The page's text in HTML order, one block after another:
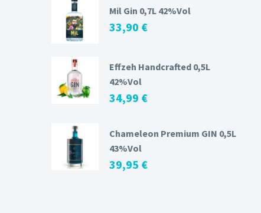
Mil Gin 0,7L 42%Vol
33,90 €
Effzeh Handcrafted 0,5L
42%Vol
34,99 €
Chameleon Premium GIN 0,5L
43%Vol
39,95 €